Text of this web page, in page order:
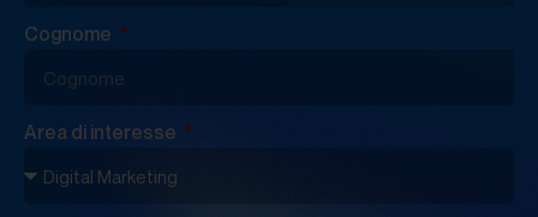
Cognome
Area di interesse